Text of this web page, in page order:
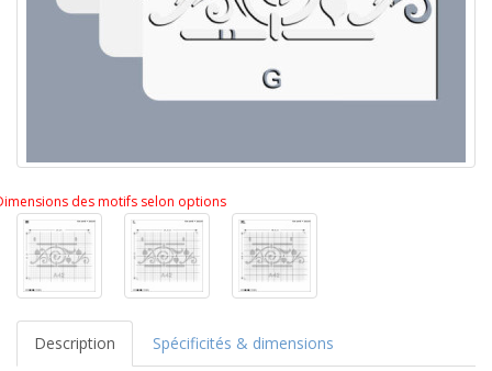
des motifs selon options
Description Spécificités & dimensions